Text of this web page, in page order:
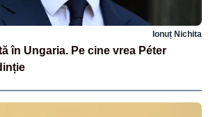
Ionuț Nichita
în Ungaria. Pe cine vrea Péter